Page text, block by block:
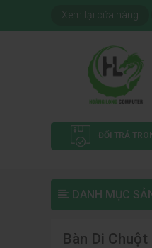
Xem tại cửa hàng
ĐỔI TRẢ
DANH MỤC
Bàn Di